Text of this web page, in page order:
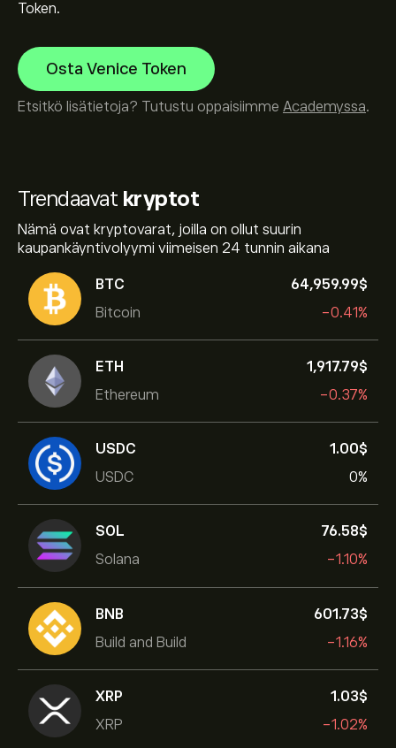
Trendaavat kryptot
Nämä ovat kryptovarat, joilla on ollut suurin
kaupankäyntivolyymi viimeisen 24 tunnin aikana
BTC
Bitcoin
64,959.99‎$‎
-0.41%
ETH
Ethereum
1,917.79‎$‎
-0.37%
USDC
USDC
1.00‎$‎
0%
SOL
Solana
76.58‎$‎
-1.10%
BNB
Build and Build
601.73‎$‎
-1.16%
XRP
XRP
1.03‎$‎
-1.02%
Token.
Osta Venice Token
Etsitkö lisätietoja? Tutustu oppaisiimme Academyssa.